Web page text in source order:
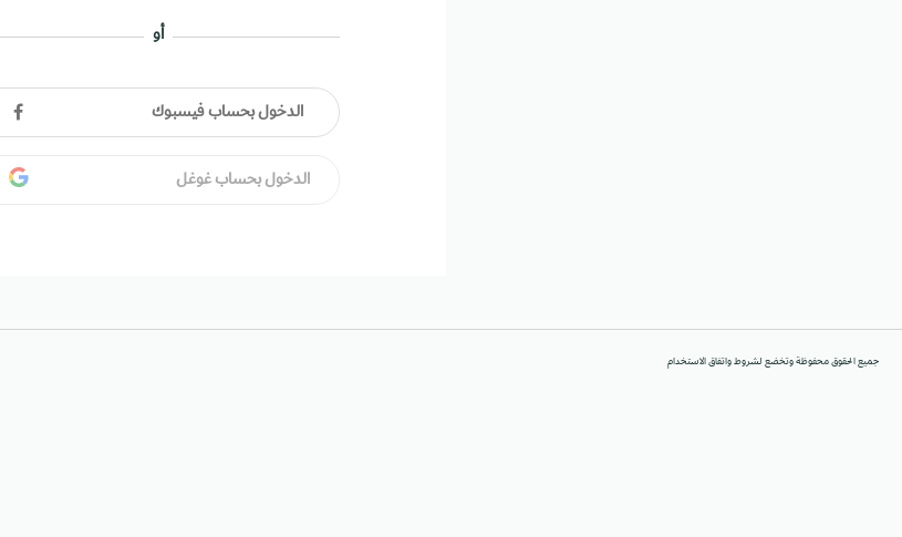
أو
الدخول بحساب فيسبوك
الدخول بحساب غوغل
جميع الحقوق محفوظة وتخضع لشروط واتفاق الاستخدام